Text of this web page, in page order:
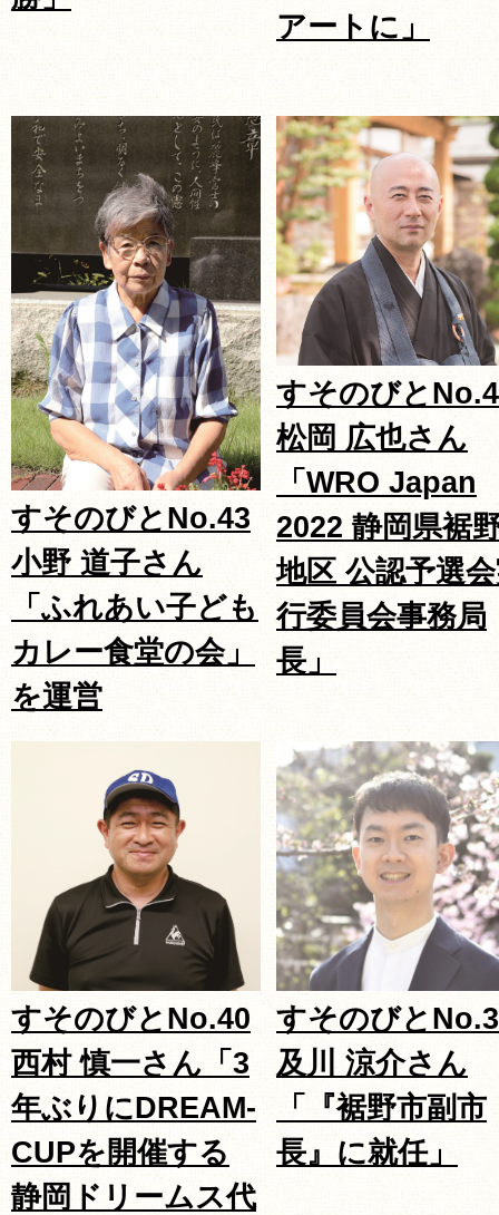
アートに」
すそのびとNo.43
小野 道子さん
「ふれあい子ども
カレー食堂の会」
を運営
すそのびと
松岡 広也さん
「WRO Japan
2022 静岡県裾
地区 公認予選
行委員会事務局
長」
すそのびとNo.40
西村 慎一さん「3
年ぶりにDREAM-
CUPを開催する
静岡ドリームス代
すそのびと
及川 涼介さん
「『裾野市副市
長』に就任」